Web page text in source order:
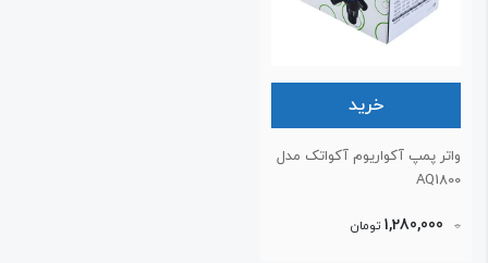
خرید
پمپ آکواریوم آکواتک مدل
1,280,000 تومان